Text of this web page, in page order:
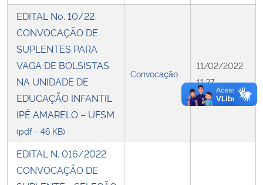
EDITAL No. 10/22
CONVOCAÇÃO DE
SUPLENTES PARA
VAGA DE BOLSISTAS
NA UNIDADE DE
EDUCAÇÃO INFANTIL
IPÊ AMARELO – UFSM
(pdf - 46 KB)
Convocação
11/02/2022
11:27
EDITAL N. 016/2022
CONVOCAÇÃO DE